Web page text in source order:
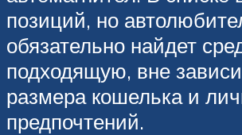
позиций, но
обязательно найдет
подходящую, вне
размера кошелька и
предпочтений.